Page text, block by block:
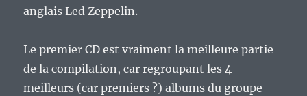
anglais Led Zeppelin.
Le premier CD est vraiment la meilleure partie
de la compilation, car regroupant les 4
meilleurs (car premiers ?) albums du groupe